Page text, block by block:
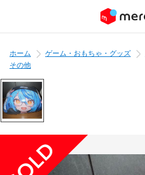
ホーム ゲーム・おもちゃ・グッズ
その他